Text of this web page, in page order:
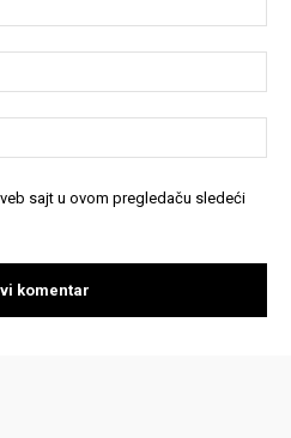
sajt u ovom pregledaču sledeći